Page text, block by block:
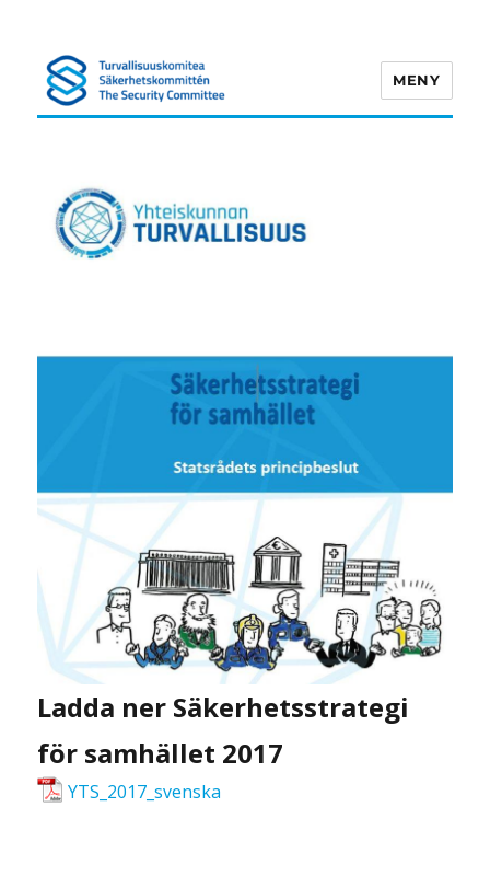
MENY
Ladda ner Säkerhetsstrategi
för samhället 2017
YTS_2017_svenska